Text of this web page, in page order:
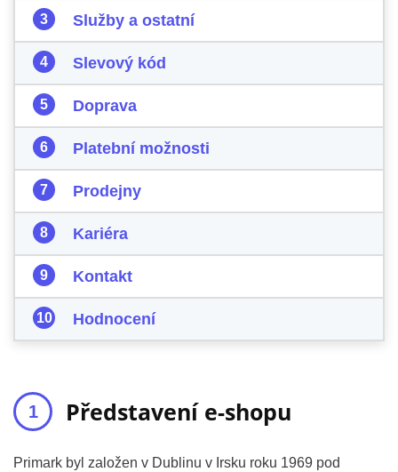
Služby a ostatní
Slevový kód
Doprava
Platební možnosti
Prodejny
Kariéra
Kontakt
Hodnocení
Představení e-shopu
Primark byl založen v Dublinu v Irsku roku 1969 pod